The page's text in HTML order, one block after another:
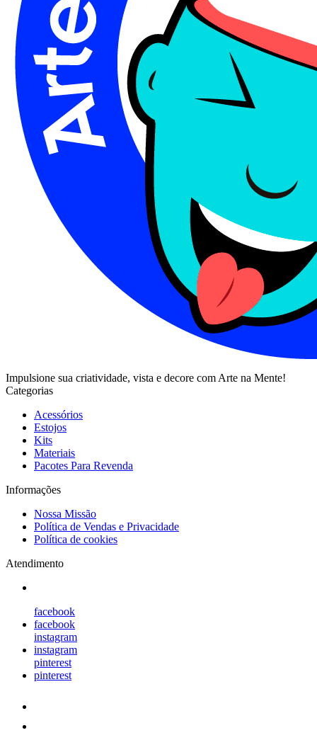
Impulsione sua criatividade, vista e decore com Arte na Mente!
Categorias
Acessórios
Estojos
Kits
Materiais
Pacotes Para Revenda
Informações
Nossa Missão
Política de Vendas e Privacidade
Política de cookies
Atendimento
facebook
facebook
instagram
instagram
pinterest
pinterest